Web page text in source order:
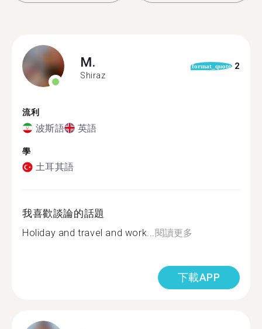
M.
Shiraz
format_quote 2
流利
波斯語 英語
學
土耳其語
我喜歡談論的話題
Holiday and travel and work...閱讀更多
下載APP